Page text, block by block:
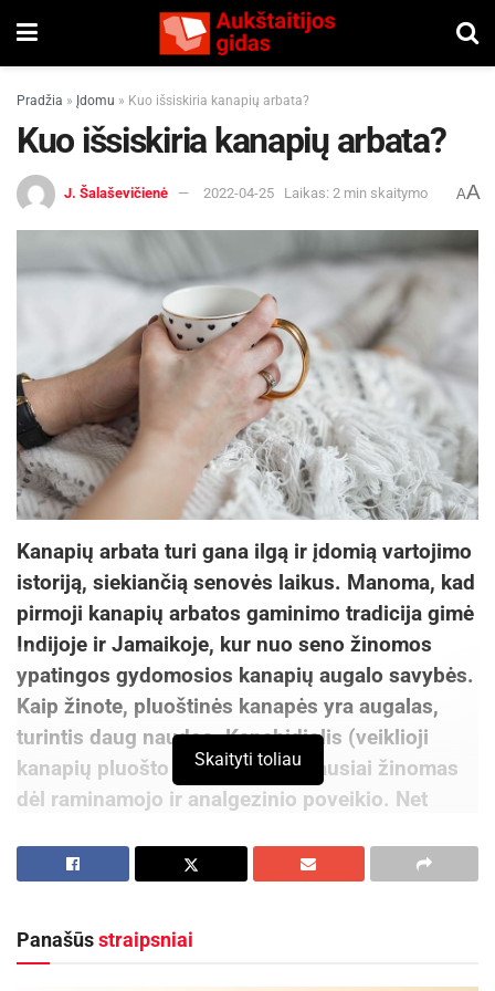
Pradžia » Įdomu » Kuo išsiskiria kanapių arbata?
Kuo išsiskiria kanapių arbata?
J. Šalaševičienė 2022-04-25 Laikas: 2 min skaitymo AA
Kanapių arbata turi gana ilgą ir įdomią vartojimo
istoriją, siekiančią senovės laikus. Manoma, kad
pirmoji kanapių arbatos gaminimo tradicija gimė
Indijoje ir Jamaikoje, kur nuo seno žinomos
ypatingos gydomosios kanapių augalo savybės.
Kaip žinote, pluoštinės kanapės yra augalas,
turintis daug naudos. Kanabidiolis (veiklioji
kanapių pluošto medžiaga) geriausiai žinomas
dėl raminamojo ir analgezinio poveikio. Net
iki 5%) kanapių arbatoje subalansuoja miegą ir
Kanapės yra kartus augalas, todėl
Skaityti toliau
Panašūsstraipsniai